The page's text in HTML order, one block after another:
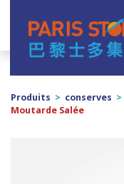
Navigation
Produits > conserves >
Moutarde Salée